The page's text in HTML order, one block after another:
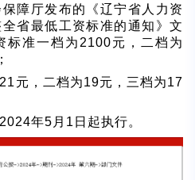
障厅发布的《辽宁省人力资
省最低工资标准的通知》文
标准一档为2100元，二档为
元，二档为19元，三档为17
年5月1日起执行。